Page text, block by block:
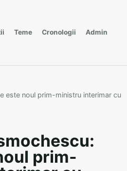
Teme Cronologii Admin
este noul prim-ministru interimar cu
prim-